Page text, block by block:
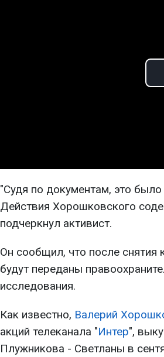
"Судя по документам, это
Действия Хорошковского
подчеркнул активист.
Он сообщил, что после снятия
будут переданы
исследования.
Как известно, Валерий
акций телеканала "Интер",
Плужникова - Светланы в